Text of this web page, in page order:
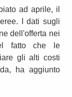
ad aprile, il
I dati sugli
dell'offerta nei
fatto che le
gli alti costi
ha aggiunto